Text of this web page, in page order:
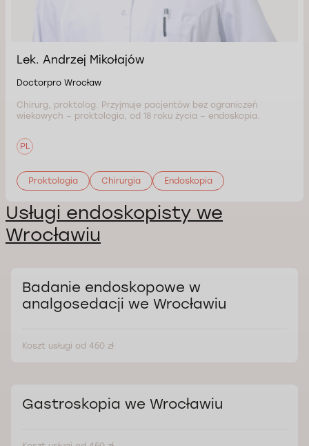
Lek. Andrzej Mikołajów
Doctorpro Wrocław
Chirurg, proktolog. Przyjmuje pacjentów bez ograniczeń
wiekowych – proktologia, od 18 roku życia – endoskopia.
PL
Proktologia Chirurgia Endoskopia
Usługi endoskopisty we
Wrocławiu
Badanie endoskopowe w
analgosedacji we Wrocławiu
Koszt usługi od 450 zł
Gastroskopia we Wrocławiu